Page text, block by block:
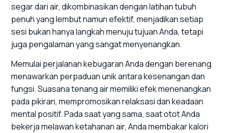
segar dari air, dikombinasikan dengan latihan tubuh
penuh yang lembut namun efektif, menjadikan setiap
sesi bukan hanya langkah menuju tujuan Anda, tetapi
juga pengalaman yang sangat menyenangkan.
Memulai perjalanan kebugaran Anda dengan berenang
menawarkan perpaduan unik antara kesenangan dan
fungsi. Suasana tenang air memiliki efek menenangkan
pada pikiran, mempromosikan relaksasi dan keadaan
mental positif. Pada saat yang sama, saat otot Anda
bekerja melawan ketahanan air, Anda membakar kalori